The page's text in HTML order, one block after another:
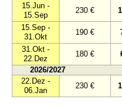
15.Jun -
15.Sep
230 €
15.Sep -
31.Okt
190 €
31.Okt -
22.Dez
180 €
2026/2027
22.Dez -
06.Jan
230 €